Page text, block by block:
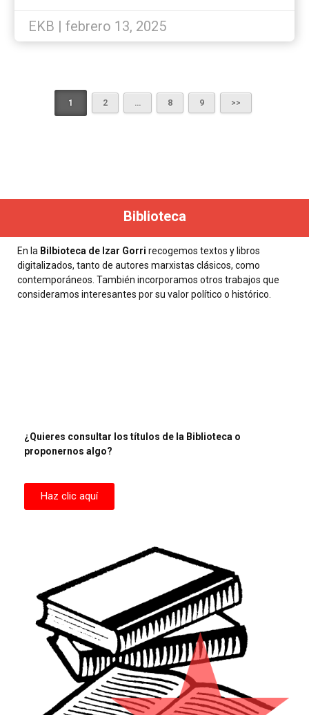
unidos
EKB | febrero 13, 2025
1 2 … 8 9
Biblioteca
En la Bilbioteca de Izar Gorri recogemos textos y libros
digitalizados, tanto de autores marxistas clásicos, como
contemporáneos. También incorporamos otros trabajos que
consideramos interesantes por su valor político o histórico.
¿Quieres consultar los títulos de la Biblioteca o
proponernos algo?
Haz clic aquí